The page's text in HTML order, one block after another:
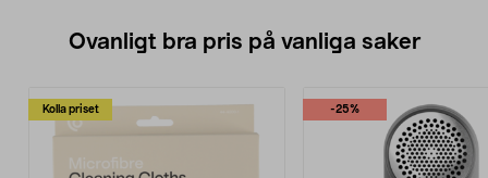
Ovanligt bra pris på vanliga saker
Kolla priset -25%